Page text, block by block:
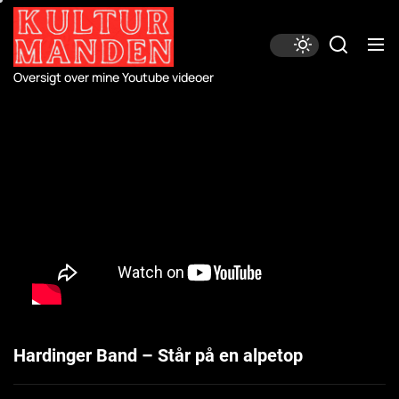
Skip
the
content
Oversigt over mine Youtube videoer
Hardinger Band – Står på en alpetop